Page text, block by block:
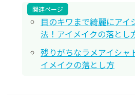
関連ページ
目のキワまで綺麗にアイ
法！アイメイクの落とし
残りがちなラメアイシャ
イメイクの落とし方